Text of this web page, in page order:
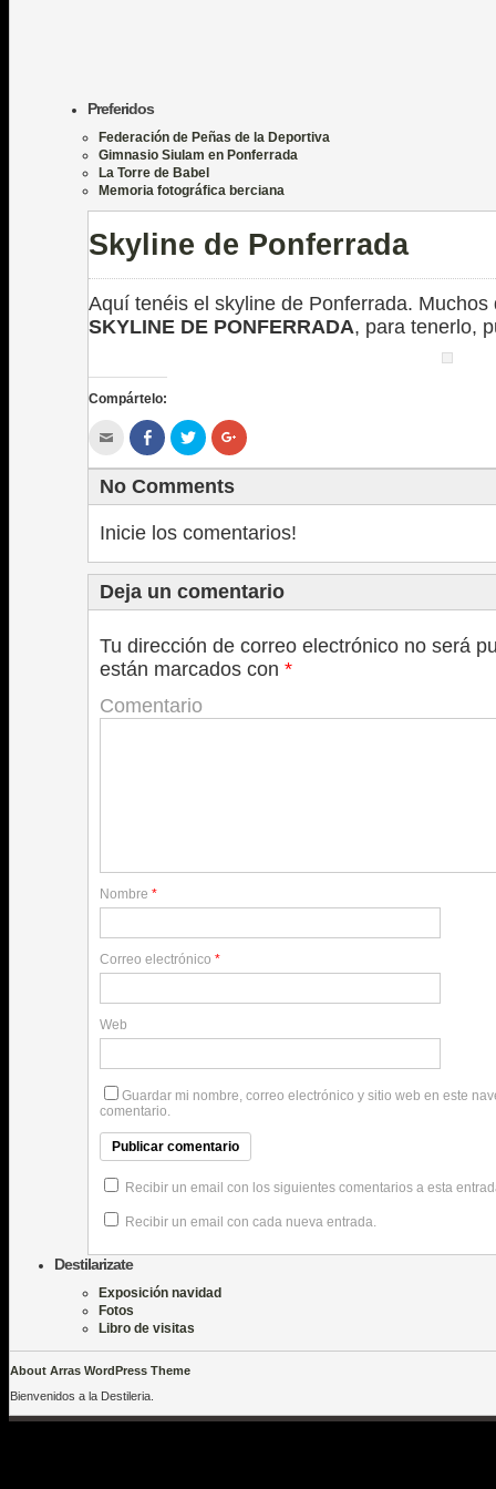
Skyline de Ponferrada
Aquí tenéis el skyline de Ponferrada.
SKYLINE DE PONFERRADA, para tenerlo,
Compártelo:
Hac
clic
enviar
por
correo
a
un
(Se
abre
en
una
nueva)
Haz
clic
compartir
en
Facebook
abre
en
ventana
Haz
clic
compartir
en
Twitter
abre
en
ventana
Haz
clic
compartir
Google+
abre
en
ventana
nueva)
No Comments
Inicie los comentarios!
Deja un comentario
Tu dirección de correo electrónico no será
están marcados con *
Comentario
Nombre *
Correo electrónico *
Web
Guardar mi nombre, correo electrónico y sitio web en este
comentario.
Recibir un email con los siguientes comentarios a esta
Recibir un email con cada nueva entrada.
Preferidos
Federación de Peñas de la Deportiva
Gimnasio Siulam en Ponferrada
La Torre de Babel
Memoria fotográfica berciana
Destilarizate
Exposición navidad
Fotos
Libro de visitas
About Arras WordPress Theme
Bienvenidos a la Destileria.